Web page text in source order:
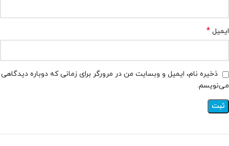
ایمیل *
ذخیره نام، ایمیل و وبسایت من در مرورگر برای زمانی که دوباره دیدگاهی
می‌نویسم.